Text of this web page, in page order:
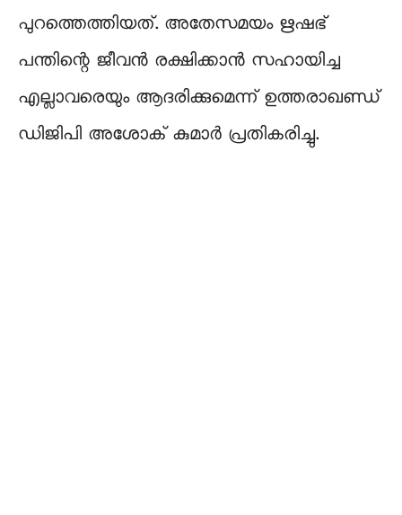
പുറത്തെത്തിയത്. അതേസമയം ഋഷഭ്
പന്തിന്റെ ജീവൻ രക്ഷിക്കാൻ സഹായിച്ച
എല്ലാവരെയും ആദരിക്കുമെന്ന് ഉത്തരാഖണ്ഡ്
ഡിജിപി അശോക് കുമാർ പ്രതികരിച്ചു.